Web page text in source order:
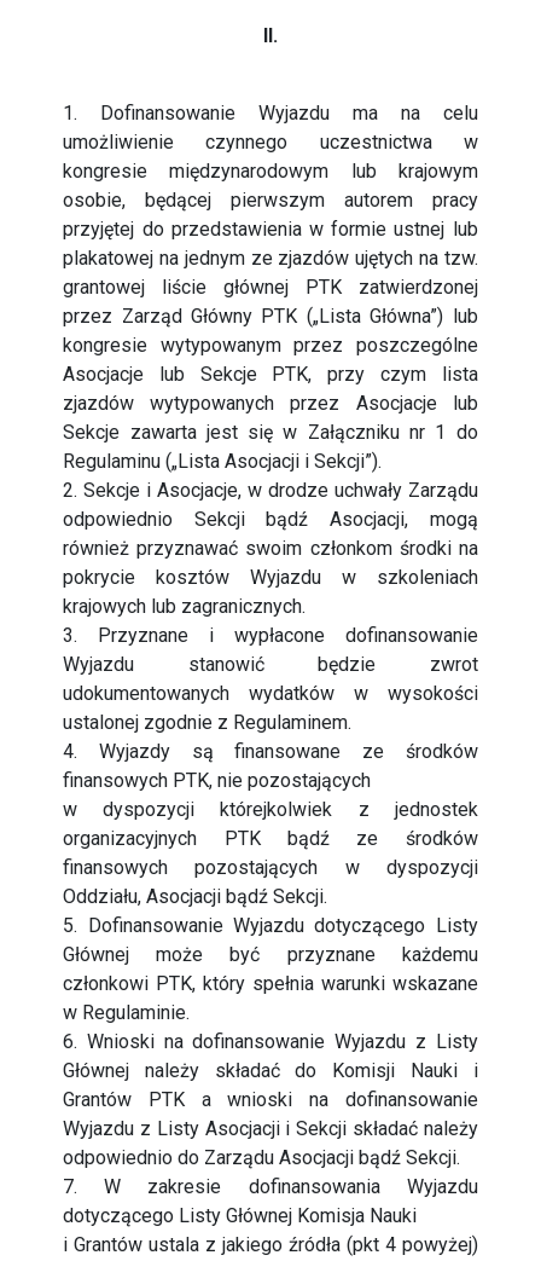
II.
1. Dofinansowanie Wyjazdu ma na celu
umożliwienie czynnego uczestnictwa w
kongresie międzynarodowym lub krajowym
osobie, będącej pierwszym autorem pracy
przyjętej do przedstawienia w formie ustnej lub
plakatowej na jednym ze zjazdów ujętych na tzw.
grantowej liście głównej PTK zatwierdzonej
przez Zarząd Główny PTK („Lista Główna”) lub
kongresie wytypowanym przez poszczególne
Asocjacje lub Sekcje PTK, przy czym lista
zjazdów wytypowanych przez Asocjacje lub
Sekcje zawarta jest się w Załączniku nr 1 do
Regulaminu („Lista Asocjacji i Sekcji”).
2. Sekcje i Asocjacje, w drodze uchwały Zarządu
odpowiednio Sekcji bądź Asocjacji, mogą
również przyznawać swoim członkom środki na
pokrycie kosztów Wyjazdu w szkoleniach
krajowych lub zagranicznych.
3. Przyznane i wypłacone dofinansowanie
Wyjazdu stanowić będzie zwrot
udokumentowanych wydatków w wysokości
ustalonej zgodnie z Regulaminem.
4. Wyjazdy są finansowane ze środków
finansowych PTK, nie pozostających
w dyspozycji którejkolwiek z jednostek
organizacyjnych PTK bądź ze środków
finansowych pozostających w dyspozycji
Oddziału, Asocjacji bądź Sekcji.
5. Dofinansowanie Wyjazdu dotyczącego Listy
Głównej może być przyznane każdemu
członkowi PTK, który spełnia warunki wskazane
w Regulaminie.
6. Wnioski na dofinansowanie Wyjazdu z Listy
Głównej należy składać do Komisji Nauki i
Grantów PTK a wnioski na dofinansowanie
Wyjazdu z Listy Asocjacji i Sekcji składać należy
odpowiednio do Zarządu Asocjacji bądź Sekcji.
7. W zakresie dofinansowania Wyjazdu
dotyczącego Listy Głównej Komisja Nauki
i Grantów ustala z jakiego źródła (pkt 4 powyżej)